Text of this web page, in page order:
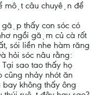
một câu chuyện để
thấy con sóc có
ngồi gặm củ cà rốt
sói liền nhe hàm răng
hỏi sóc nâu rằng:
sao tao thấy họ
cũng nhảy nhót ăn
không thấy ông